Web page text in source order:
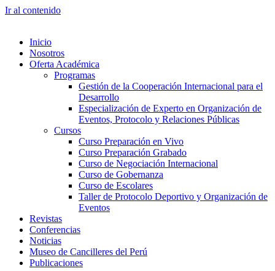
Ir al contenido
Inicio
Nosotros
Oferta Académica
Programas
Gestión de la Cooperación Internacional para el
Desarrollo
Especialización de Experto en Organización de
Eventos, Protocolo y Relaciones Públicas
Cursos
Curso Preparación en Vivo
Curso Preparación Grabado
Curso de Negociación Internacional
Curso de Gobernanza
Curso de Escolares
Taller de Protocolo Deportivo y Organización de
Eventos
Revistas
Conferencias
Noticias
Museo de Cancilleres del Perú
Publicaciones